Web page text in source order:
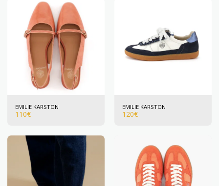
EMILIE KARSTON
110€
EMILIE KARSTON
120€